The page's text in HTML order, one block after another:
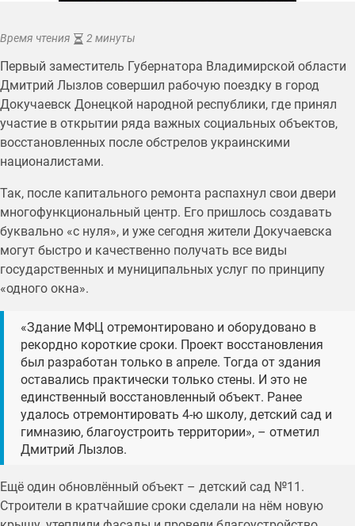
Время чтения 2 минуты
Первый заместитель Губернатора Владимирской области
Дмитрий Лызлов совершил рабочую поездку в город
Докучаевск Донецкой народной республики, где принял
участие в открытии ряда важных социальных объектов,
восстановленных после обстрелов украинскими
националистами.
Так, после капитального ремонта распахнул свои двери
многофункциональный центр. Его пришлось создавать
буквально «с нуля», и уже сегодня жители Докучаевска
могут быстро и качественно получать все виды
государственных и муниципальных услуг по принципу
«одного окна».
«Здание МФЦ отремонтировано и оборудовано в
рекордно короткие сроки. Проект восстановления
был разработан только в апреле. Тогда от здания
оставались практически только стены. И это не
единственный восстановленный объект. Ранее
удалось отремонтировать 4-ю школу, детский сад и
гимназию, благоустроить территории», – отметил
Дмитрий Лызлов.
Ещё один обновлённый объект – детский сад №11.
Строители в кратчайшие сроки сделали на нём новую